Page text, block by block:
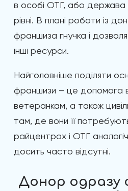
в особі ОТГ, або держава
рівні. В плані роботи із
франшиза гнучка і
інші ресурси.
Найголовніше поділяти
франшизи – це допомога
ветеранкам, а також
там, де вони її
райцентрах і ОТГ
досить часто відсутні.
Донор одразу